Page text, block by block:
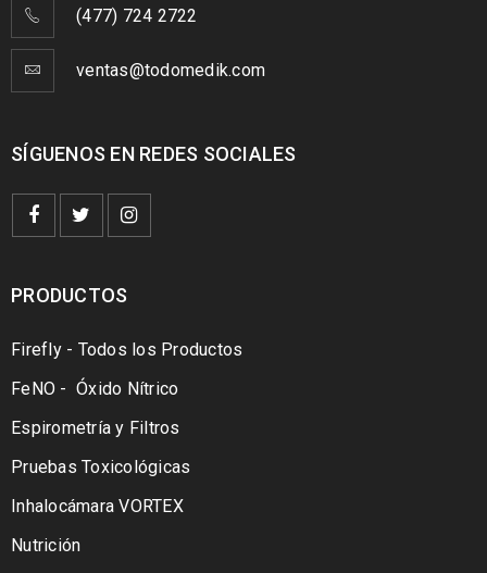
(477) 724 2722
ventas@todomedik.com
SÍGUENOS EN REDES SOCIALES
PRODUCTOS
Firefly - Todos los Productos
FeNO - Óxido Nítrico
Espirometría y Filtros
Pruebas Toxicológicas
Inhalocámara VORTEX
Nutrición